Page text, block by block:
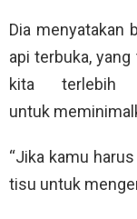
Dia menyatakan
api terbuka,
kita
untuk
“Jika kamu
tisu untuk